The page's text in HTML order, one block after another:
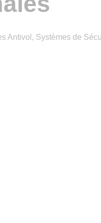
Antivol , Systèmes de